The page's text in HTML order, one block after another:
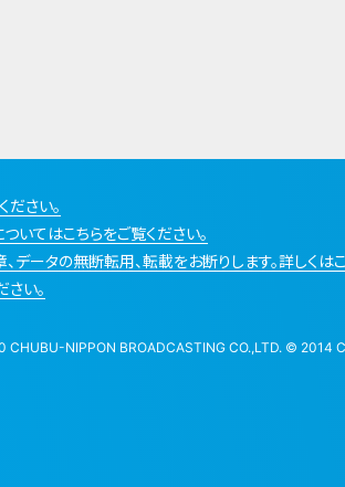
さい。
いてはこちらをご覧ください。
ータの無断転用、転載をお断りします。詳しくはこ
い。
NIPPON BROADCASTING CO.,LTD. © 2014